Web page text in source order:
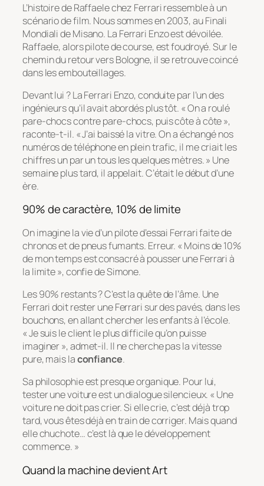
L’histoire de Raffaele chez Ferrari ressemble à un
scénario de film. Nous sommes en 2003, auFinali
Mondialide Misano. La Ferrari Enzo est dévoilée.
Raffaele, alors pilote de course, est foudroyé. Sur le
chemin du retour vers Bologne, il se retrouve coincé
dans les embouteillages.
Devant lui ? La Ferrari Enzo, conduite par l’un des
ingénieurs qu’il avait abordés plus tôt. « On a roulé
pare-chocs contre pare-chocs, puis côte à côte »,
raconte-t-il. « J’ai baissé la vitre. On a échangé nos
numéros de téléphone en plein trafic, il me criait les
chiffres un par un tous les quelques mètres. » Une
semaine plus tard, il appelait. C’était le début d’une
ère.
90% de caractère, 10% de limite
On imagine la vie d’un pilote d’essai Ferrari faite de
chronos et de pneus fumants. Erreur. « Moins de 10%
de mon temps est consacré à pousser une Ferrari à
la limite », confie de Simone.
Les 90% restants ? C’est la quête de l’âme. Une
Ferrari doit rester une Ferrari sur des pavés, dans les
bouchons, en allant chercher les enfants à l’école.
« Je suis le client le plus difficile qu’on puisse
imaginer », admet-il. Il ne cherche pas la vitesse
pure, mais laconfiance.
Sa philosophie est presque organique. Pour lui,
tester une voiture est un dialogue silencieux. « Une
voiture ne doit pas crier. Si elle crie, c’est déjà trop
tard, vous êtes déjà en train de corriger. Mais quand
elle chuchote… c’est là que le développement
commence. »
Quand la machine devient Art